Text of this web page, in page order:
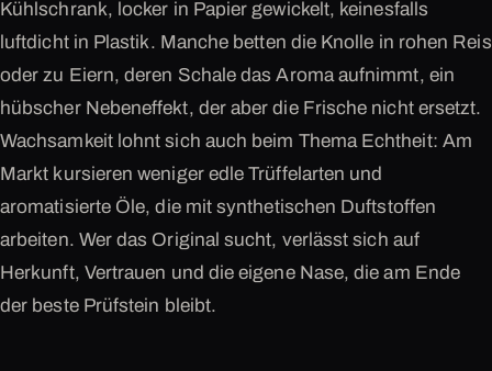
Kühlschrank, locker in Papier gewickelt, keinesfalls
luftdicht in Plastik. Manche betten die Knolle in rohen Reis
oder zu Eiern, deren Schale das Aroma aufnimmt, ein
hübscher Nebeneffekt, der aber die Frische nicht ersetzt.
Wachsamkeit lohnt sich auch beim Thema Echtheit: Am
Markt kursieren weniger edle Trüffelarten und
aromatisierte Öle, die mit synthetischen Duftstoffen
arbeiten. Wer das Original sucht, verlässt sich auf
Herkunft, Vertrauen und die eigene Nase, die am Ende
der beste Prüfstein bleibt.